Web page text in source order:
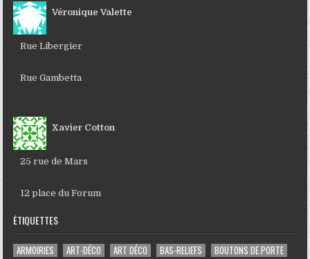
Véronique Valette
Rue Libergier
Rue Gambetta
Xavier Cotton
25 rue de Mars
12 place du Forum
ÉTIQUETTES
ARMOIRIES ART-DÉCO ART DÉCO BAS-RELIEFS
BOUTONS DE PORTE